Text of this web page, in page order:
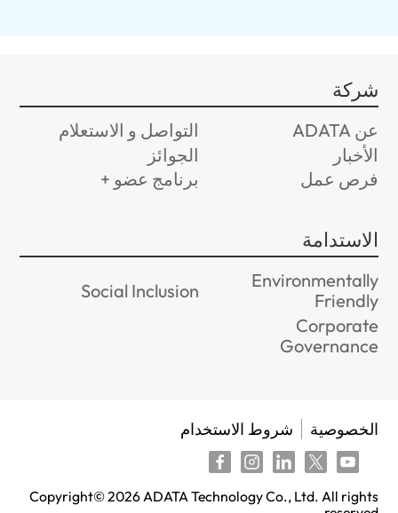
شركة
عن ADATA
التواصل و الاستعلام
الأخبار
الجوائز
فرص عمل
برنامج عضو +
الاستدامة
Environmentally
Friendly
Social Inclusion
Corporate
Governance
Copyright©2026ADATA Technology Co., Ltd. All rights
الخصوصية شروط الاستخدام